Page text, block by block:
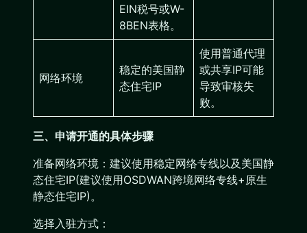
EIN税号或W-
8BEN表格。
网络环境
稳定的美国静
态住宅IP
使用普通代理
或共享IP可能
导致审核失
败。
三、申请开通的具体步骤
准备网络环境：建议使用稳定网络专线以及美国静
态住宅IP(建议使用OSDWAN跨境网络专线+原生
静态住宅IP)。
选择入驻方式：